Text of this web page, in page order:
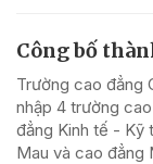
Công bố
Trường cao đẳng
nhập 4 trường
đẳng Kinh tế - Kỹ
Mau và cao đẳng